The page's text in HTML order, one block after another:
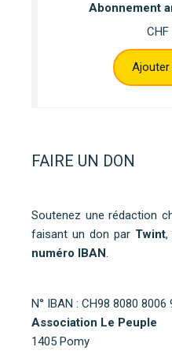
Abonnement
CHF
Ajouter
FAIRE UN DON
Soutenez une rédaction
faisant un don par Twint,
numéro IBAN.
N° IBAN : CH98 8080 8006
Association Le Peuple
1405 Pomy